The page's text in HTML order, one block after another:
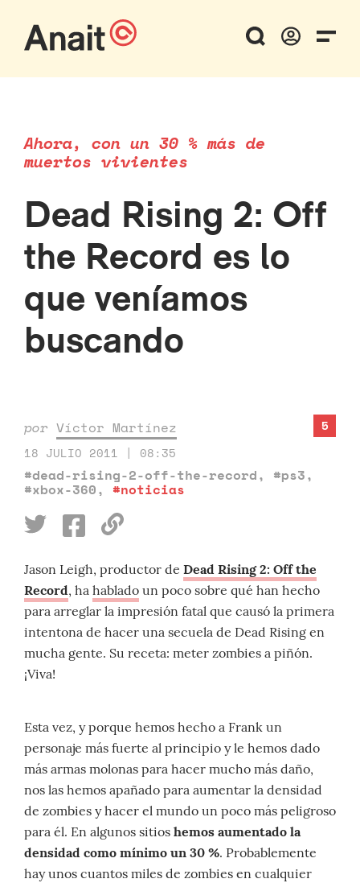
Ahora, con un 30 % más de
muertos vivientes
Dead Rising 2: Off
the Record es lo
que veníamos
buscando
por Víctor Martínez
18 JULIO 2011 | 08:35
#dead-rising-2-off-the-record, #ps3,
#xbox-360, #noticias
5
Jason Leigh, productor de Dead Rising 2: Off the
Record, ha hablado un poco sobre qué han hecho
para arreglar la impresión fatal que causó la primera
intentona de hacer una secuela de Dead Rising en
mucha gente. Su receta: meter zombies a piñón.
¡Viva!
Esta vez, y porque hemos hecho a Frank un
personaje más fuerte al principio y le hemos dado
más armas molonas para hacer mucho más daño,
nos las hemos apañado para aumentar la densidad
de zombies y hacer el mundo un poco más peligroso
para él. En algunos sitios hemos aumentado la
densidad como mínimo un 30 %. Probablemente
hay unos cuantos miles de zombies en cualquier